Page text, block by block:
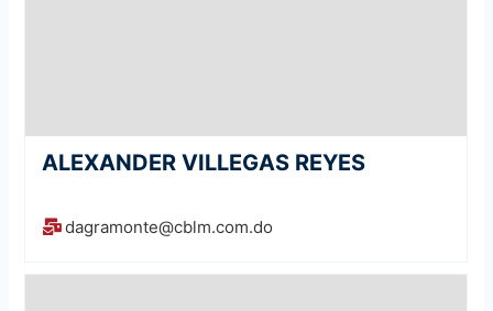
ALEXANDER VILLEGAS REYES
dagramonte@cblm.com.do